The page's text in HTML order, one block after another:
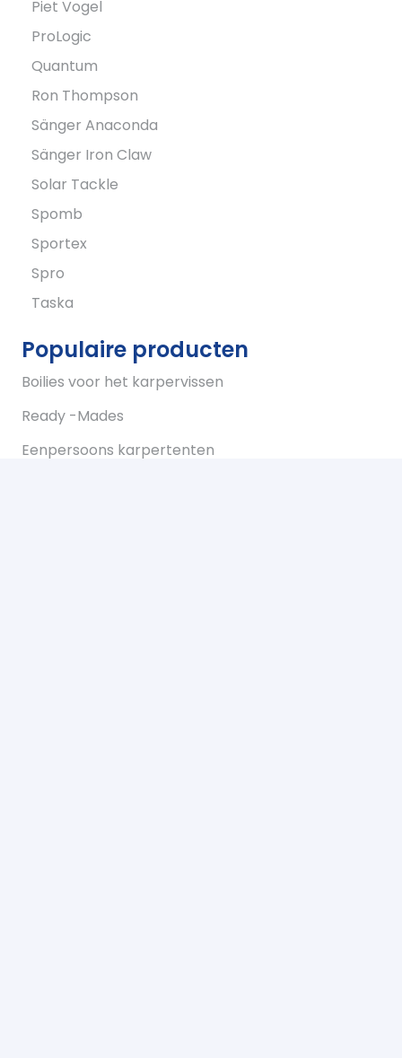
Piet Vogel
ProLogic
Quantum
Ron Thompson
Sänger Anaconda
Sänger Iron Claw
Solar Tackle
Spomb
Sportex
Spro
Taska
Populaire producten
Boilies voor het karpervissen
Ready -Mades
Eenpersoons karpertenten